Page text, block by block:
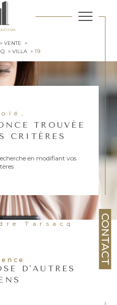
CONTACT
VENTE
VILLA T9
TROUVÉE
CRITÈRES
en modifiant vos
Tarsacq
D'AUTRES